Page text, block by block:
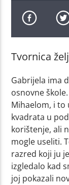
Tvornica
Gabrijela ima
osnovne
Mihaelom, i to
kvadrata u
korištenje, ali
mogle useliti.
razred koji ju
izgledalo kad
joj pokazali